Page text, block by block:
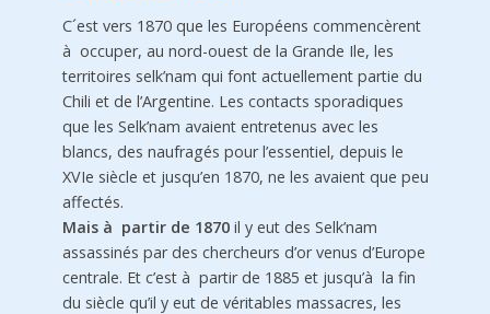
C´est vers 1870 que les Européens commencèrent
à occu­per, au nord-ouest de la Grande Ile, les
territoires selk’nam qui font actuellement partie du
Chili et de l’Argentine. Les contacts sporadiques
que les Selk’nam avaient entretenus avec les
blancs, des naufragés pour l’essentiel, depuis le
XVIe siècle et jusqu’en 1870, ne les avaient que peu
affectés.
Mais à partir de 1870il y eut des Selk’nam
assassinés par des chercheurs d’or venus d’Europe
centrale. Et c’est à partir de 1885 et jusqu’à la fin
du siècle qu’il y eut de véritables massacres, les